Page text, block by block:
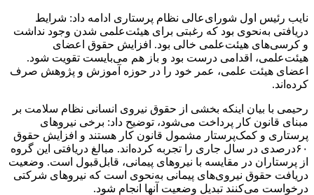
نایب‌ رئیس اول شورای‌عالی نظام پرستاری ادامه داد: شرایط
دریافتی به‌نحوی بود که رغبتی برای هیئت‌علمی شدن وجود نداشت
و کرسی‌های هیئت‌علمی خالی بود. افزایش حقوق اعضای
هیئت‌علمی، اقدامی درست بود و باز هم می‌بایست تقویت شود.
اعضای هیئت‌ علمی، عمر خود را در حوزه آموزش و پژوهش صرف‌
کرده‌اند.
رحیمی با بیان اینکه بخشی از حقوق نیروی انسانی نظام سلامت بر
مبنای قانون کار پرداخت می‌شود، توضیح داد: برخی نیروهای
پرستاری و کمک‌پرستار مشمول قانون کار هستند و افزایش حقوق
۶۰درصدی در سال جاری را تجربه کرده‌اند. مبالغ دریافتی این گروه
از پرستاران در مقایسه با نیروهای پیمانی، قابل‌قبول است. وضعیت
دریافت حقوق نیروی‌های پیمانی به‌نحوی است که نیروهای شرکتی
درخواست می‌کنند تبدیل وضعیت آنها انجام شود.